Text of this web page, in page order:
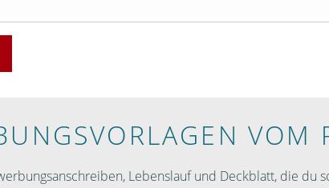
VOM
Lebenslauf und Deckblatt, die du